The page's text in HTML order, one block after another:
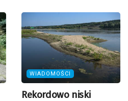
WIADOMOŚCI
Rekordowo niski